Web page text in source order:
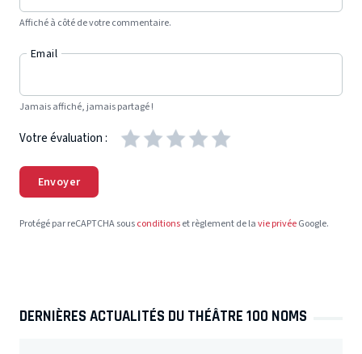
Affiché à côté de votre commentaire.
Email
Jamais affiché, jamais partagé !
Votre évaluation :
Envoyer
Protégé par reCAPTCHA sousconditionset règlement de lavie privéeGoogle.
DERNIÈRES ACTUALITÉS DU THÉÂTRE 100 NOMS